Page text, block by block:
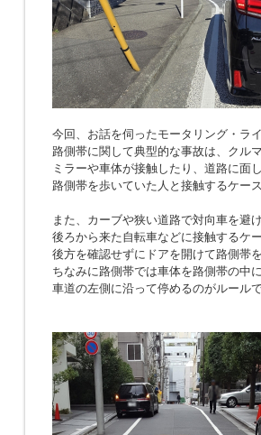
今回、お話を伺ったモータリング・
路側帯に関して典型的な事故は、クル
ミラーや車体が接触したり、道路に面
路側帯を歩いていた人と接触するケース
また、カーブや狭い道路で対向車を避
後ろから来た自転車などに接触するケ
後方を確認せずにドアを開けて路側帯
ちなみに路側帯では車体を路側帯の中
車道の左側に沿って停めるのがルールで